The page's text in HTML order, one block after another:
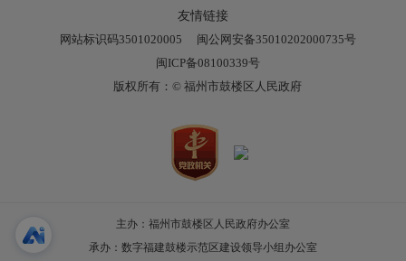
友情链接
网站标识码3501020005
闽公网安备35010202000735号
闽ICP备08100339号
版权所有：© 福州市鼓楼区人民政府
主办：福州市鼓楼区人民政府办公室
承办：数字福建鼓楼示范区建设领导小组办公室